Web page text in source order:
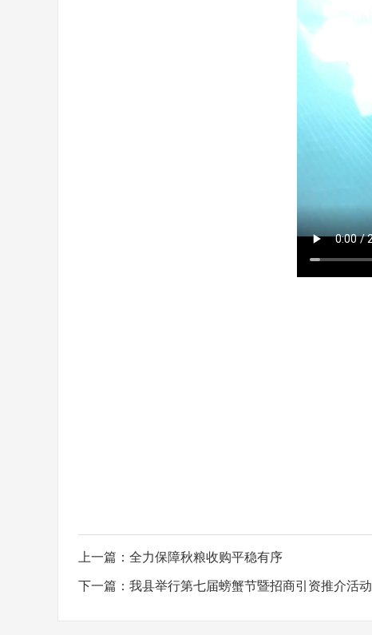
上一篇： 全力保障秋粮收购平稳有序
下一篇： 我县举行第七届螃蟹节暨招商引资推介活动